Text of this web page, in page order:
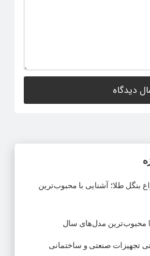
بنگل طلا؛ آشنایی با محبوب‌ترین
با محبوب‌ترین مدل‌های سال
تجهیزات صنعتی و ساختمانی